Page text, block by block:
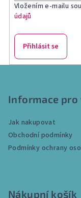
Vložením e-mailu
údajů
Přihlásit se
Informace pro
Jak nakupovat
Obchodní podmínky
Podmínky ochrany
Nákupní košík